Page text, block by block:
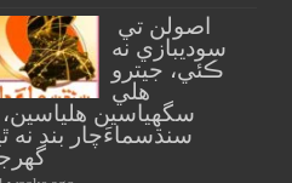
سوديبازي نه
ڪئي، جيترو
هلي
سگهياسين هلياسين،
سنڌسماءَچار بند نه